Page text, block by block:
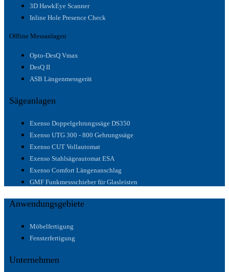
3D HawkEye Scanner
Inline Hole Presence Check
Offline Messanlagen
Opto-DesQ Vmax
DesQ II
ASB Längenmessgerät
Sägeanlagen
Exenso Doppelgehrungssäge DS350
Exenso UTG 300 - 800 Gehrungssäge
Exenso CUT Vollautomat
Exenso Stahlsägeautomat ESA
Exenso Comfort Längenanschlag
GMF Funkmessschieber für Glasleisten
Anwendungsgebiete
Möbelfertigung
Fensterfertigung
Unternehmen